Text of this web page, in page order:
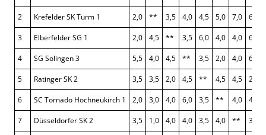
2 Krefelder SK Turm 1 2,0 ** 3,5 4,0 4,5 5,0 7,0 6,5
3 Elberfelder SG 1 2,0 4,5 ** 3,5 6,0 4,0 4,0 6,0
4 SG Solingen 3 5,5 4,0 4,5 ** 3,5 2,0 4,0 6,0
5 Ratinger SK 2 3,5 3,5 2,0 4,5 ** 4,5 4,5 2,5
6 SC Tornado Hochneukirch 1 2,0 3,0 4,0 6,0 3,5 ** 4,0 4,0
7 Düsseldorfer SK 2 3,5 1,0 4,0 4,0 3,5 4,0 ** 3,5